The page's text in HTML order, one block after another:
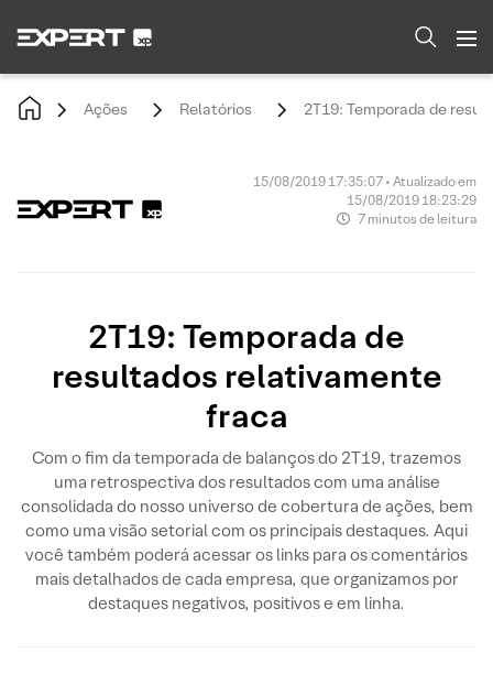
Ações Relatórios 2T19: Temporada de
15/08/2019 17:35:07 • Atualizado em
15/08/2019 18:23:29
7 minutos de leitura
2T19: Temporada de
resultados relativamente
fraca
Com o fim da temporada de balanços do 2T19, trazemos
uma retrospectiva dos resultados com uma análise
consolidada do nosso universo de cobertura de ações, bem
como uma visão setorial com os principais destaques. Aqui
você também poderá acessar os links para os comentários
mais detalhados de cada empresa, que organizamos por
destaques negativos, positivos e em linha.